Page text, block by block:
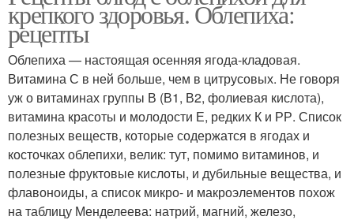
крепкого здоровья. Облепиха:
рецепты
Облепиха — настоящая осенняя ягода-кладовая.
Витамина С в ней больше, чем в цитрусовых. Не говоря
уж о витаминах группы В (В1, В2, фолиевая кислота),
витамина красоты и молодости Е, редких К и РР. Список
полезных веществ, которые содержатся в ягодах и
косточках облепихи, велик: тут, помимо витаминов, и
полезные фруктовые кислоты, и дубильные вещества, и
флавоноиды, а список микро- и макроэлементов похож
на таблицу Менделеева: натрий, магний, железо,